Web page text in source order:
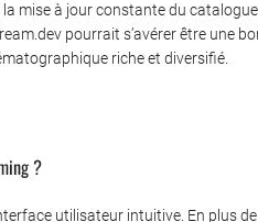
mise à jour constante du
pourrait s’avérer être une
riche et diversifié.
?
utilisateur intuitive. En plus